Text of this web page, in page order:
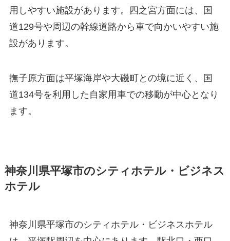
用しやすい施設があります。四之宮方面には、国
道129号や周辺の幹線道路から車で向かいやすい施
設があります。
撫子原方面は平塚海岸や大磯町との境に近く、国
道134号を利用した自家用車での移動が中心となり
ます。
神奈川県平塚市のシティホテル・ビジネス
ホテル
神奈川県平塚市のシティホテル・ビジネスホテル